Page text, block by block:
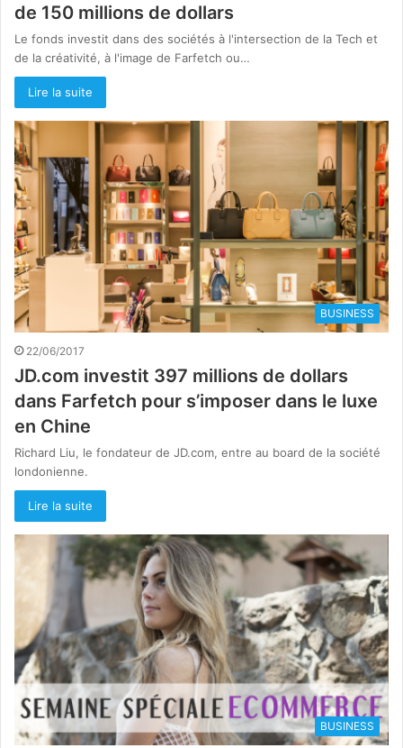
de 150 millions de dollars
Le fonds investit dans des sociétés à l'intersection de la Tech et
de la créativité, à l'image de Farfetch ou…
Lire la suite
BUSINESS
22/06/2017
JD.com investit 397 millions de dollars
dans Farfetch pour s’imposer dans le luxe
en Chine
Richard Liu, le fondateur de JD.com, entre au board de la société
londonienne.
Lire la suite
BUSINESS